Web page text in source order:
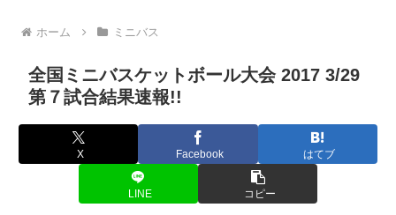
ホーム ミニバス
全国ミニバスケットボール大会 2017 3/29
第７試合結果速報!!
X Facebook はてブ
LINE コピー